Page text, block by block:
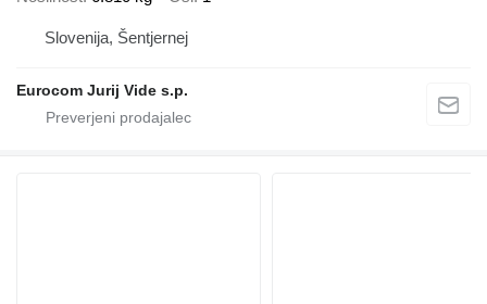
Slovenija, Šentjernej
Eurocom Jurij Vide s.p.